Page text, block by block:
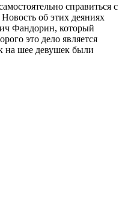
справиться с
об этих деяниях
Фандорин, который
это дело является
на шее девушек были